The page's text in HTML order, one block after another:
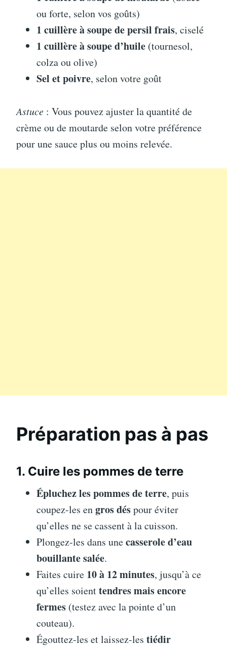
ou forte, selon vos goûts)
1 cuillère à soupe de persil frais, ciselé
1 cuillère à soupe d’huile (tournesol,
colza ou olive)
Sel et poivre, selon votre goût
Astuce : Vous pouvez ajuster la quantité de
crème ou de moutarde selon votre préférence
pour une sauce plus ou moins relevée.
Préparation pas à pas
1. Cuire les pommes de terre
Épluchez les pommes de terre, puis
coupez-les engros déspour éviter
qu’elles ne se cassent à la cuisson.
Plongez-les dans unecasserole d’eau
bouillante salée.
Faites cuire 10 à 12 minutes, jusqu’à ce
qu’elles soienttendres mais encore
fermes (testez avec la pointe d’un
couteau).
Égouttez-les et laissez-les tiédir